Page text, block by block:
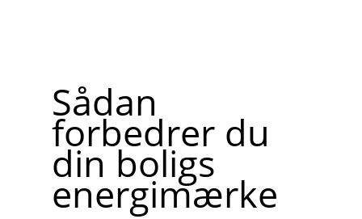
Sådan
forbedrer du
din boligs
energimærke